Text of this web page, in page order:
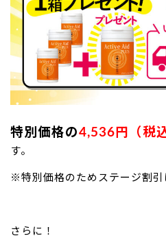
特別価格の4,536円（税
す。
※特別価格のためステージ割引
さらに！